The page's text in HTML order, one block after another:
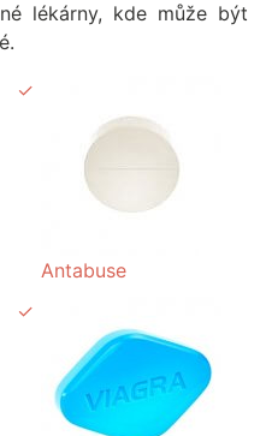
lékárny, kde může být
Antabuse